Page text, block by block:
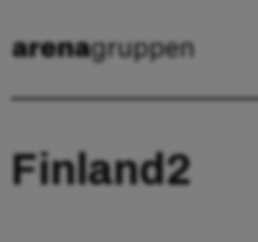
Finland2